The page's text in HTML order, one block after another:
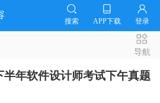
搜索 APP下载 登录
导航
半年软件设计师考试下午真题